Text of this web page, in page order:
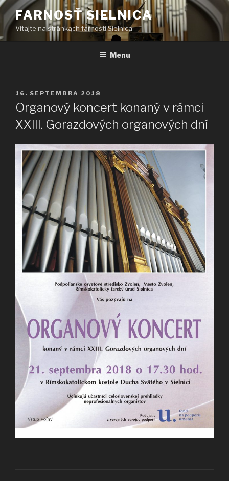
Prejsť
obsah
FARNOSŤ SIELNICA
Vitajte na stránkach farnosti Sielnica
Menu
PUBLIKOVANÉ
16. SEPTEMBRA 2018
Organový koncert konaný v rámci
XXIII. Gorazdových organových dní